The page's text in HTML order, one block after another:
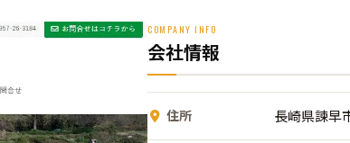
COMPANY INFO
会社情報
住所 長崎県諫早